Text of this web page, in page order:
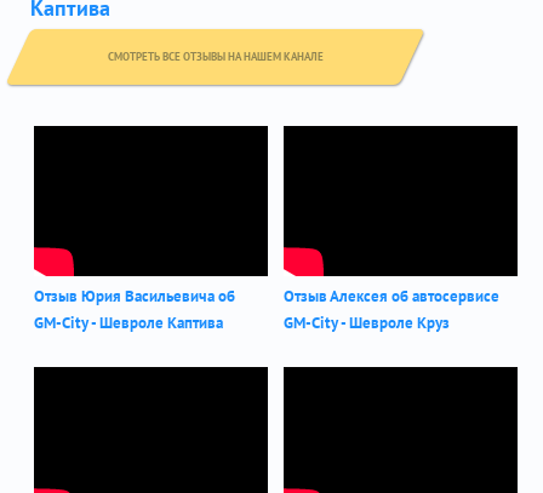
Каптива
СМОТРЕТЬ ВСЕ ОТЗЫВЫ НА НАШЕМ КАНАЛЕ
Отзыв Юрия Васильевича об
GM-City - Шевроле Каптива
Отзыв Алексея об автосервисе
GM-City - Шевроле Круз